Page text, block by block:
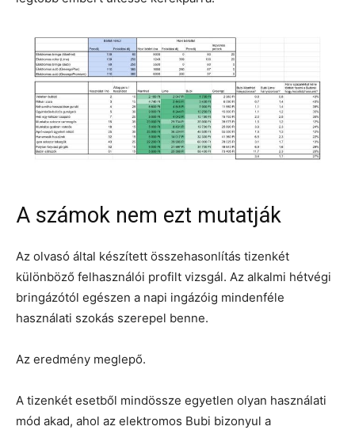
A számok nem ezt mutatják
Az olvasó által készített összehasonlítás tizenkét
különböző felhasználói profilt vizsgál. Az alkalmi hétvégi
bringázótól egészen a napi ingázóig mindenféle
használati szokás szerepel benne.
Az eredmény meglepő.
A tizenkét esetből mindössze egyetlen olyan használati
mód akad, ahol az elektromos Bubi bizonyul a